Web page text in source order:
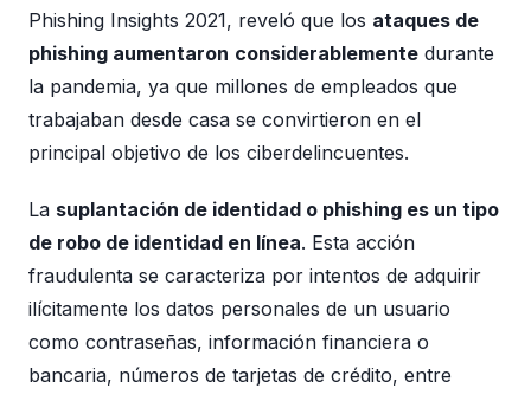
Phishing Insights 2021, reveló que los ataques de
phishing aumentaron considerablemente durante
la pandemia, ya que millones de empleados que
trabajaban desde casa se convirtieron en el
principal objetivo de los ciberdelincuentes.
La suplantación de identidad o phishing es un tipo
de robo de identidad en línea. Esta acción
fraudulenta se caracteriza por intentos de adquirir
ilícitamente los datos personales de un usuario
como contraseñas, información financiera o
bancaria, números de tarjetas de crédito, entre